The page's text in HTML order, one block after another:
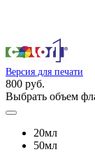
Версия для печати
800 руб.
Выбрать объем
20мл
50мл